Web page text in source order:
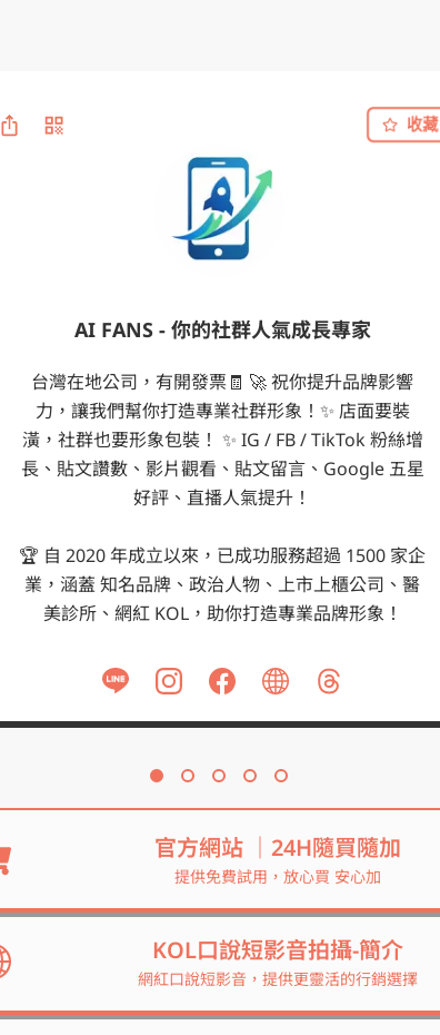
AI FANS - 你的社群人氣成長專家
台灣在地公司，有開發票🧾 🚀 祝你提升品牌影響
力，讓我們幫你打造專業社群形象！✨ 店面要裝
潢，社群也要形象包裝！ ✨ IG / FB / TikTok 粉絲增
長、貼文讚數、影片觀看、貼文留言、Google 五星
好評、直播人氣提升！
🏆 自 2020 年成立以來，已成功服務超過 1500 家企
業，涵蓋 知名品牌、政治人物、上市上櫃公司、醫
美診所、網紅 KOL，助你打造專業品牌形象！
收藏
官方網站 ｜24H隨買隨加
提供免費試用，放心買 安心加
KOL口說短影音拍攝-簡介
網紅口說短影音，提供更靈活的行銷選擇